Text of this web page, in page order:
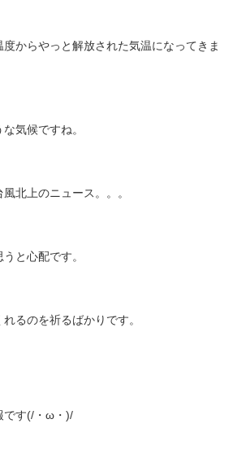
からやっと解放された気温になってきま
気候ですね。
北上のニュース。。。
と心配です。
るのを祈るばかりです。
です(/・ω・)/